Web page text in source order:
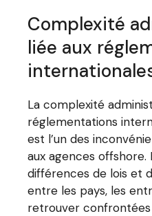
Complexité
liée aux
La complexité
réglementations
est l’un des
aux agences offshore.
différences de lois et
entre les pays, les
retrouver confrontées